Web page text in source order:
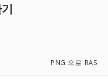
PNG 으로 RAS